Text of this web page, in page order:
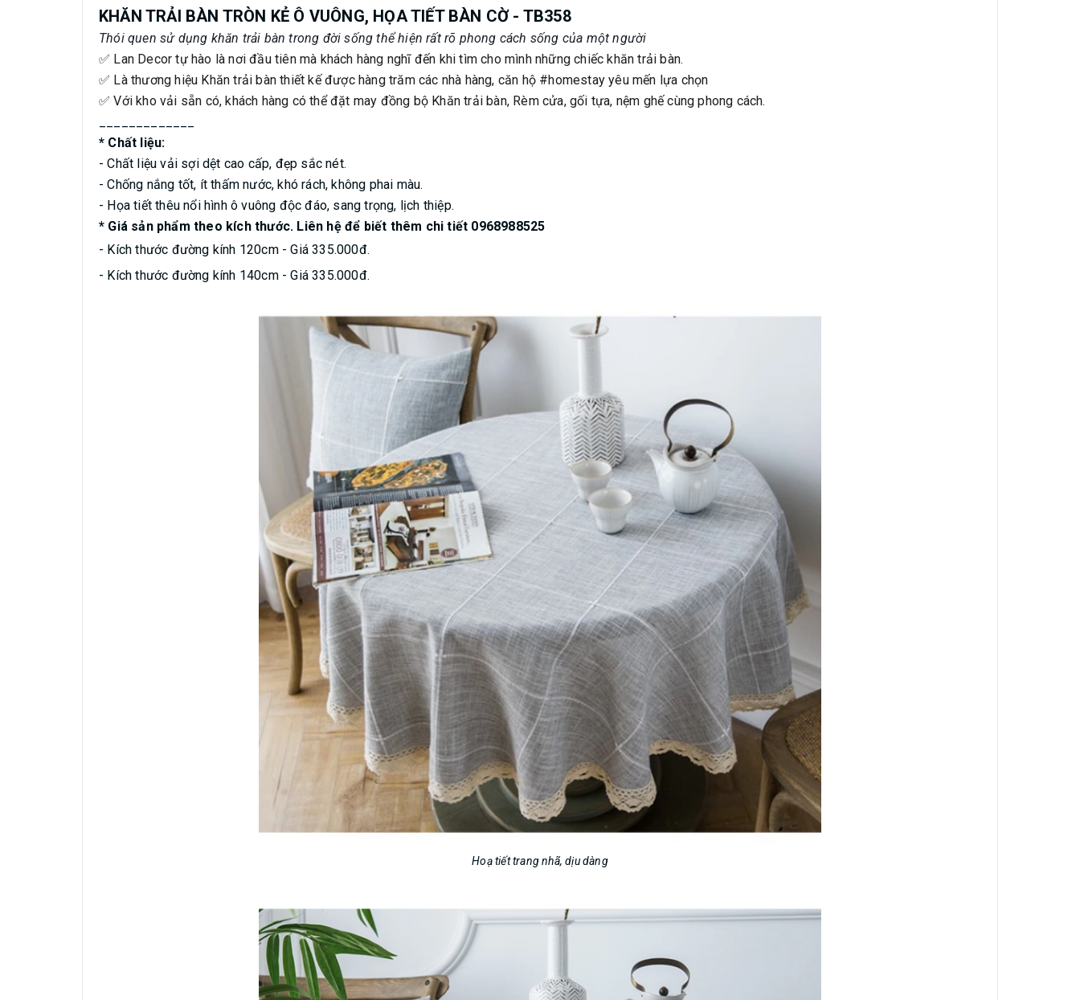
KHĂN TRẢI BÀN TRÒN KẺ Ô VUÔNG, HỌA TIẾT BÀN CỜ - TB358
Thói quen sử dụng khăn trải bàn trong đời sống thể hiện rất rõ phong cách sống của một người
✅ Lan Decor tự hào là nơi đầu tiên mà khách hàng nghĩ đến khi tìm cho mình những chiếc khăn trải bàn.
✅ Là thương hiệu Khăn trải bàn thiết kế được hàng trăm các nhà hàng, căn hộ #homestay yêu mến lựa chọn
✅ Với kho vải sẵn có, khách hàng có thể đặt may đồng bộ Khăn trải bàn, Rèm cửa, gối tựa, nệm ghế cùng phong cách.
* Chất liệu:
- Chất liệu vải sợi dệt cao cấp, đẹp sắc nét.
- Chống nắng tốt, ít thấm nước, khó rách, không phai màu.
- Họa tiết thêu nổi hình ô vuông độc đáo, sang trọng, lịch thiệp.
* Giá sản phẩm theo kích thước. Liên hệ để biết thêm chi tiết 0968988525
- Kích thước đường kính 120cm - Giá 335.000đ.
- Kích thước đường kính 140cm - Giá 335.000đ.
Hoạ tiết trang nhã, dịu dàng